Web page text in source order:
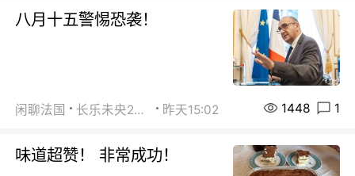
八月十五警惕恐袭！
闲聊法国 长乐未央2015 昨天15:02 1448 1
味道超赞！ 非常成功！